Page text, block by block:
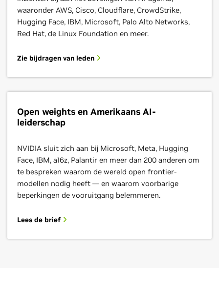
waaronder AWS, Cisco, Cloudflare, CrowdStrike,
Hugging Face, IBM, Microsoft, Palo Alto Networks,
Red Hat, de Linux Foundation en meer.
Zie bijdragen van leden
Open weights en Amerikaans AI-
leiderschap
NVIDIA sluit zich aan bij Microsoft, Meta, Hugging
Face, IBM, a16z, Palantir en meer dan 200 anderen om
te bespreken waarom de wereld open frontier-
modellen nodig heeft — en waarom voorbarige
beperkingen de vooruitgang belemmeren.
Lees de brief